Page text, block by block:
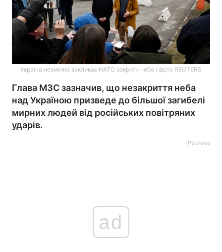
Україна незмінно закликає НАТО закрити небо / фото REUTERS
Глава МЗС зазначив, що незакриття неба
над Україною призведе до більшої загибелі
мирних людей від російських повітряних
ударів.
Реклама
ad